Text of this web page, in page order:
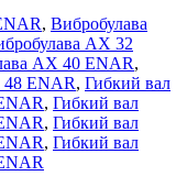
, Вибробулава
АХ 32
АХ 40 ENAR,
ENAR, Гибкий вал
, Гибкий вал
, Гибкий вал
, Гибкий вал